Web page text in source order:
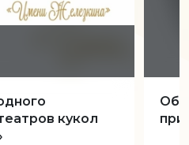
кукол